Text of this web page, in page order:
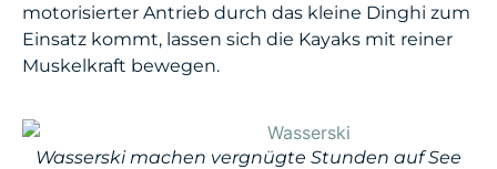
motorisierter Antrieb durch das kleine Dinghi zum
Einsatz kommt, lassen sich die Kayaks mit reiner
Muskelkraft bewegen.
Wasserski machen vergnügte Stunden auf See